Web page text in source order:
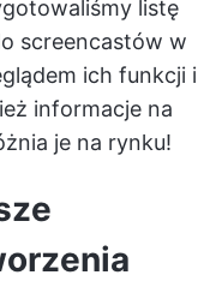
listę
screencastów w
ich funkcji i
informacje na
je na rynku!